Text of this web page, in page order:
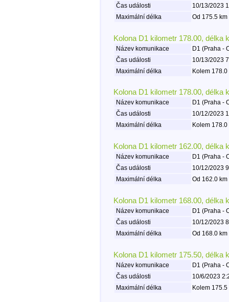
Čas události
10/13/2023
Maximální délka
Od 175.5
Kolona D1 kilometr 178.00, délka
Název komunikace
D1 (Praha -
Čas události
10/13/2023
Maximální délka
Kolem
Kolona D1 kilometr 178.00, délka
Název komunikace
D1 (Praha -
Čas události
10/12/2023
Maximální délka
Kolem
Kolona D1 kilometr 162.00, délka
Název komunikace
D1 (Praha -
Čas události
10/12/2023
Maximální délka
Od 162.0
Kolona D1 kilometr 168.00, délka
Název komunikace
D1 (Praha -
Čas události
10/12/2023
Maximální délka
Od 168.0
Kolona D1 kilometr 175.50, délka
Název komunikace
D1 (Praha -
Čas události
10/6/2023
Maximální délka
Kolem